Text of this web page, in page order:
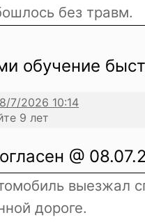
без травм.
обучение
9 лет
@
выезжал
дороге.